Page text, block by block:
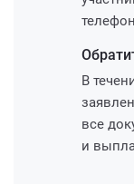
В
все
и